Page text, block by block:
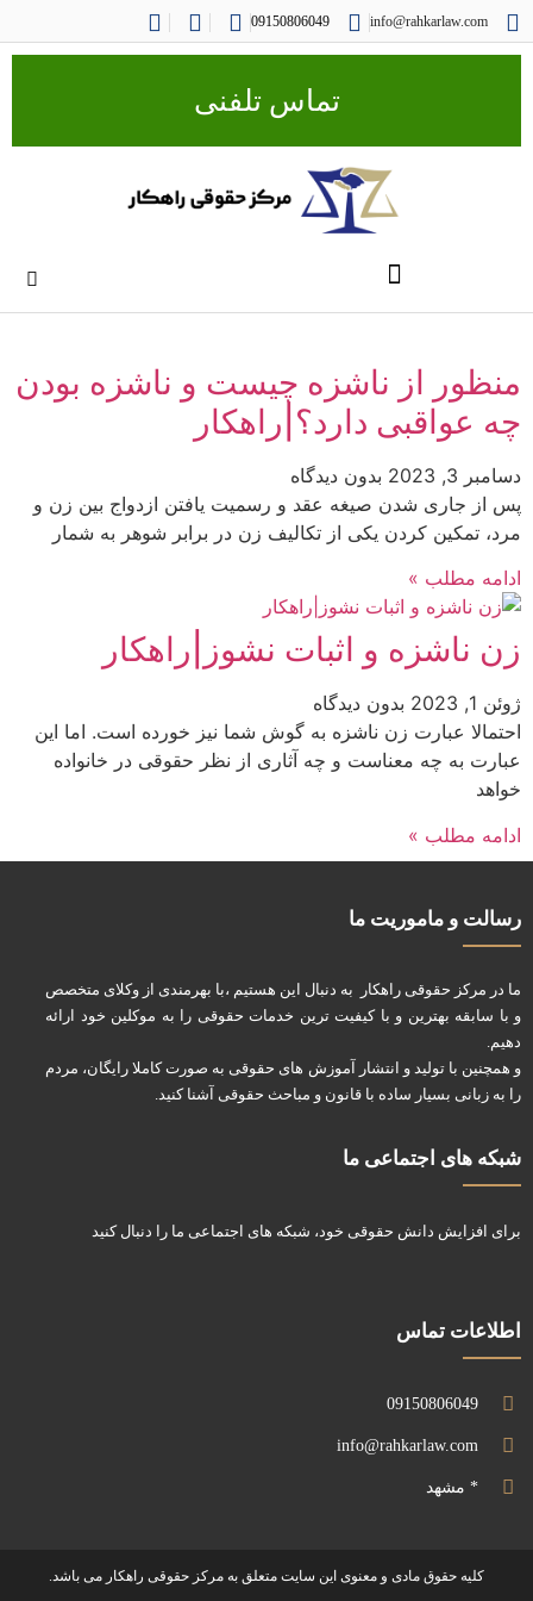
info@rahkarlaw.com
09150806049
تماس تلفنی
منظور از ناشزه چیست و ناشزه بودن
چه عواقبی دارد؟|راهکار
دسامبر 3, 2023
بدون دیدگاه
پس از جاری شدن صیغه عقد و رسمیت یافتن ازدواج بین زن و
مرد، تمکین کردن یکی از تکالیف زن در برابر شوهر به شمار
ادامه مطلب »
زن ناشزه و اثبات نشوز|راهکار
ژوئن 1, 2023
بدون دیدگاه
احتمالا عبارت زن ناشزه به گوش شما نیز خورده است. اما این
عبارت به چه معناست و چه آثاری از نظر حقوقی در خانواده
خواهد
ادامه مطلب »
رسالت و ماموریت ما
ما در مرکز حقوقی راهکار به دنبال این هستیم ،با بهرمندی از وکلای متخصص
و با سابقه بهترین و با کیفیت ترین خدمات حقوقی را به موکلین خود ارائه
دهیم.
و همچنین با تولید و انتشار آموزش های حقوقی به صورت کاملا رایگان، مردم
را به زبانی بسیار ساده با قانون و مباحث حقوقی آشنا کنید.
شبکه های اجتماعی ما
برای افزایش دانش حقوقی خود، شبکه های اجتماعی ما را دنبال کنید
اطلاعات تماس
09150806049
info@rahkarlaw.com
* مشهد
کلیه حقوق مادی و معنوی این سایت متعلق به مرکز حقوقی راهکار می باشد.